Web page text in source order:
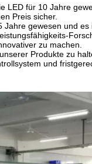
LED für 10 Jahre
Preis sicher.
gewesen und
zu machen.
Produkte zu
und